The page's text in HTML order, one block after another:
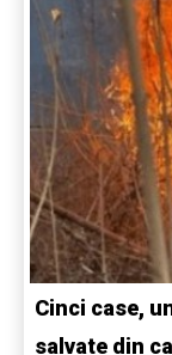
Cinci case,
salvate din